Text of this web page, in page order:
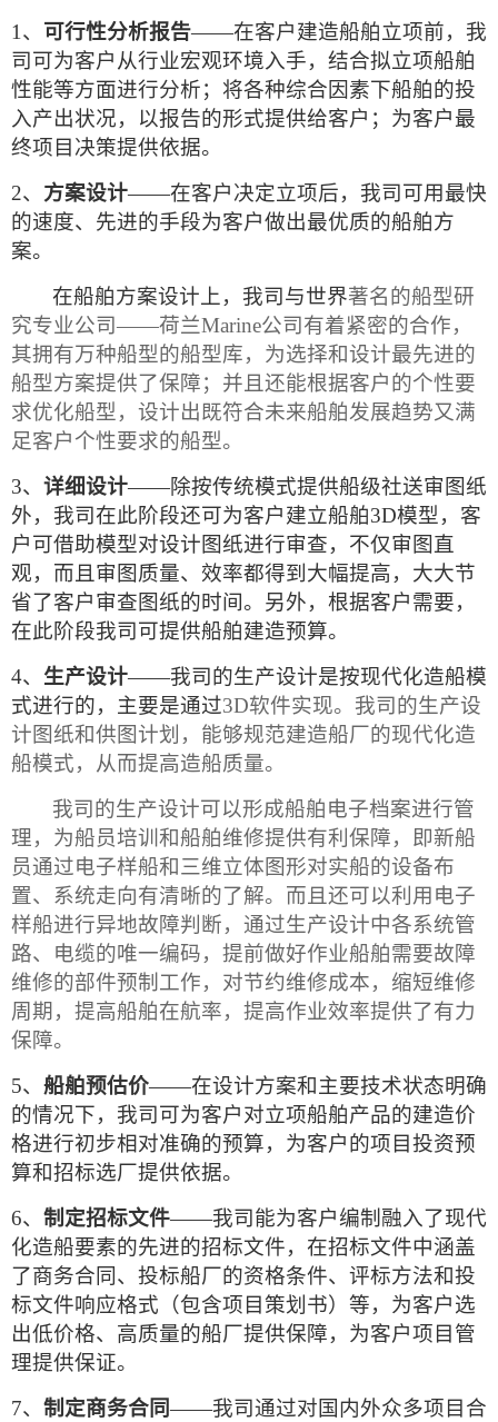
1、 可行性分析报告——在客户建造船舶立项前，我
司可为客户从行业宏观环境入手，结合拟立项船舶
性能等方面进行分析；将各种综合因素下船舶的投
入产出状况，以报告的形式提供给客户；为客户最
终项目决策提供依据。
2、 方案设计——在客户决定立项后，我司可用最快
的速度、先进的手段为客户做出最优质的船舶方
案。
在船舶方案设计上，我司与世界著名的船型研
究专业公司——荷兰Marine公司有着紧密的合作，
其拥有万种船型的船型库，为选择和设计最先进的
船型方案提供了保障；并且还能根据客户的个性要
求优化船型，设计出既符合未来船舶发展趋势又满
足客户个性要求的船型。
3、 详细设计——除按传统模式提供船级社送审图纸
外，我司在此阶段还可为客户建立船舶3D模型，客
户可借助模型对设计图纸进行审查，不仅审图直
观，而且审图质量、效率都得到大幅提高，大大节
省了客户审查图纸的时间。另外，根据客户需要，
在此阶段我司可提供船舶建造预算。
4、 生产设计——我司的生产设计是按现代化造船模
式进行的，主要是通过3D软件实现。我司的生产设
计图纸和供图计划，能够规范建造船厂的现代化造
船模式，从而提高造船质量。
我司的生产设计可以形成船舶电子档案进行管
理，为船员培训和船舶维修提供有利保障，即新船
员通过电子样船和三维立体图形对实船的设备布
置、系统走向有清晰的了解。而且还可以利用电子
样船进行异地故障判断，通过生产设计中各系统管
路、电缆的唯一编码，提前做好作业船舶需要故障
维修的部件预制工作，对节约维修成本，缩短维修
周期，提高船舶在航率，提高作业效率提供了有力
保障。
5、 船舶预估价——在设计方案和主要技术状态明确
的情况下，我司可为客户对立项船舶产品的建造价
格进行初步相对准确的预算，为客户的项目投资预
算和招标选厂提供依据。
6、 制定招标文件——我司能为客户编制融入了现代
化造船要素的先进的招标文件，在招标文件中涵盖
了商务合同、投标船厂的资格条件、评标方法和投
标文件响应格式（包含项目策划书）等，为客户选
出低价格、高质量的船厂提供保障，为客户项目管
理提供保证。
7、 制定商务合同——我司通过对国内外众多项目合